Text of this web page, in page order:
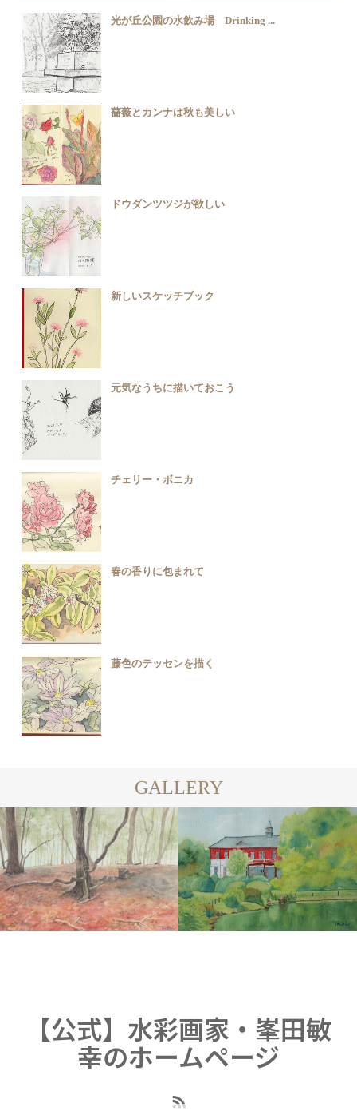
光が丘公園の水飲み場 Drinking ...
薔薇とカンナは秋も美しい
ドウダンツツジが欲しい
新しいスケッチブック
元気なうちに描いておこう
チェリー・ボニカ
春の香りに包まれて
藤色のテッセンを描く
GALLERY
【公式】水彩画家・峯田敏
幸のホームページ